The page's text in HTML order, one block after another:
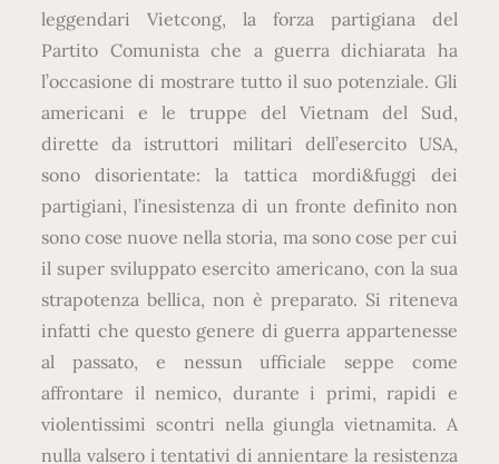
leggendari Vietcong, la forza partigiana del
Partito Comunista che a guerra dichiarata ha
l’occasione di mostrare tutto il suo potenziale. Gli
americani e le truppe del Vietnam del Sud,
dirette da istruttori militari dell’esercito USA,
sono disorientate: la tattica mordi&fuggi dei
partigiani, l’inesistenza di un fronte definito non
sono cose nuove nella storia, ma sono cose per cui
il super sviluppato esercito americano, con la sua
strapotenza bellica, non è preparato. Si riteneva
infatti che questo genere di guerra appartenesse
al passato, e nessun ufficiale seppe come
affrontare il nemico, durante i primi, rapidi e
violentissimi scontri nella giungla vietnamita. A
nulla valsero i tentativi di annientare la resistenza